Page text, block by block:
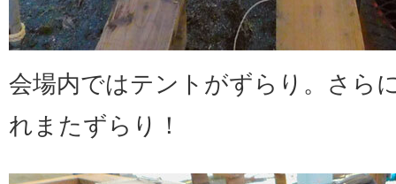
会場内ではテントがずらり。さら
れまたずらり！